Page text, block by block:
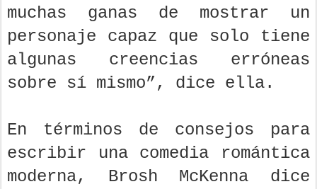
muchas ganas de mostrar un
personaje capaz que solo tiene
algunas creencias erróneas
sobre sí mismo”, dice ella.
En términos de consejos para
escribir una comedia romántica
moderna, Brosh McKenna dice